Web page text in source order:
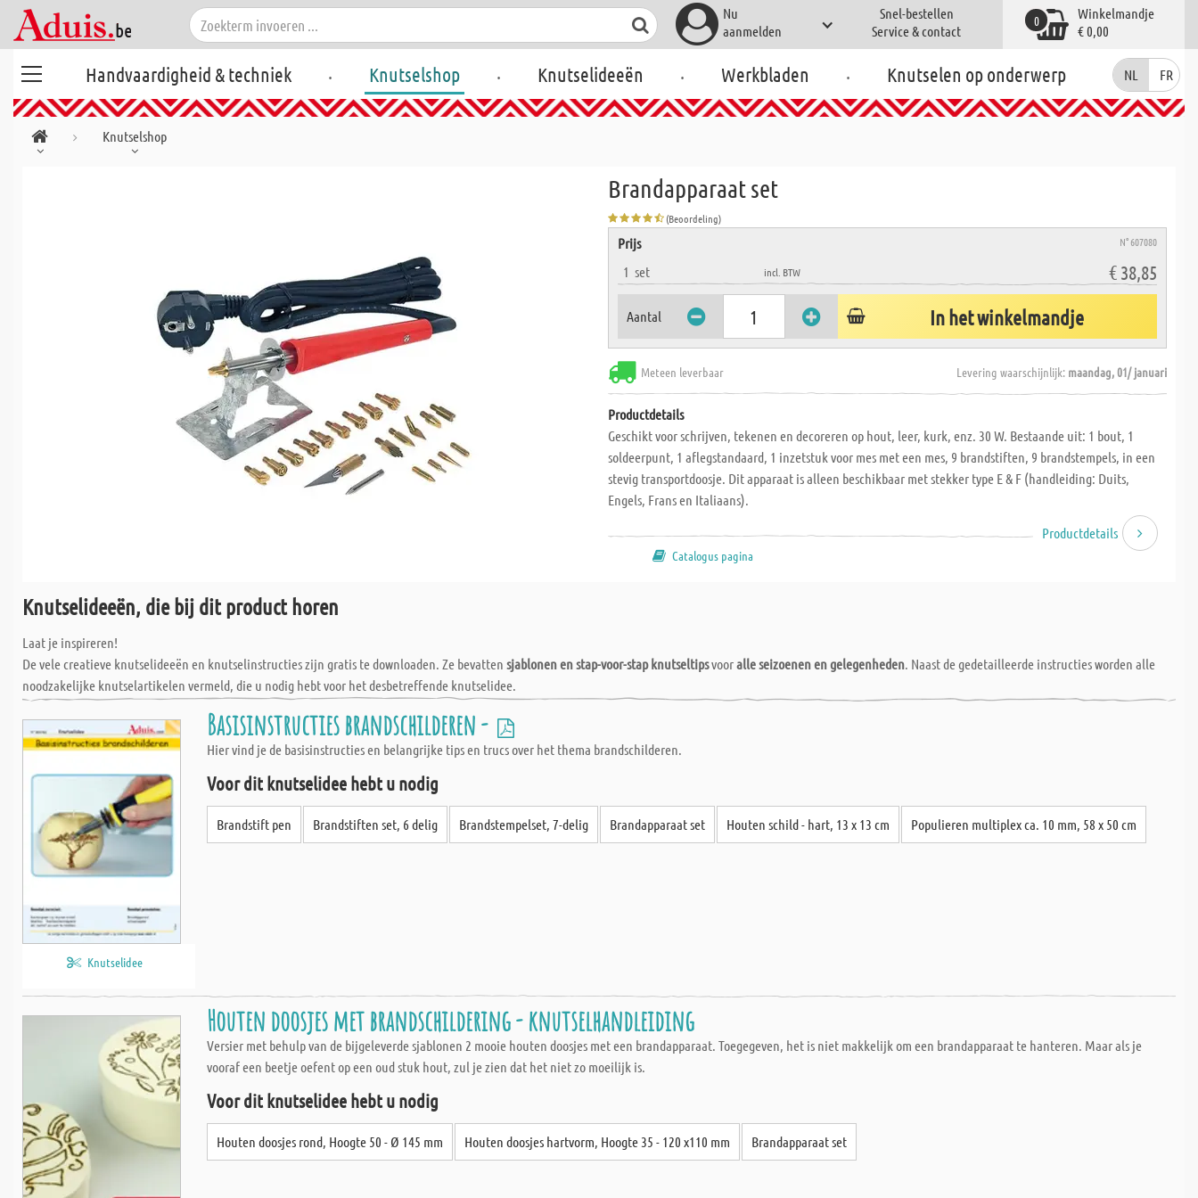
Nu
aanmelden
Snel-bestellen
Service & contact
Winkelmandje
€ 0,00
0
Handvaardigheid & techniek . Knutselshop . Knutselideeën . Werkbladen . Knutselen op onderwerp NL FR
Knutselshop
Brandapparaat set
(Beoordeling)
Prijs N° 607080
1 set incl. BTW € 38,85
Aantal In het winkelmandje
Meteen leverbaar Levering waarschijnlijk: maandag, 01/ januari
Productdetails
Geschikt voor schrijven, tekenen en decoreren op hout, leer, kurk, enz. 30 W. Bestaande uit: 1 bout, 1
soldeerpunt, 1 aflegstandaard, 1 inzetstuk voor mes met een mes, 9 brandstiften, 9 brandstempels, in een
stevig transportdoosje. Dit apparaat is alleen beschikbaar met stekker type E & F (handleiding: Duits,
Engels, Frans en Italiaans).
Productdetails
Catalogus pagina
Knutselideeën, die bij dit product horen
Laat je inspireren!
De vele creatieve knutselideeën en knutselinstructies zijn gratis te downloaden. Ze bevatten sjablonen en stap-voor-stap knutseltipsvooralle seizoenen en gelegenheden. Naast de gedetailleerde instructies worden alle
noodzakelijke knutselartikelen vermeld, die u nodig hebt voor het desbetreffende knutselidee.
Knutselidee
Basisinstructies brandschilderen -
Hier vind je de basisinstructies en belangrijke tips en trucs over het thema brandschilderen.
Voor dit knutselidee hebt u nodig
Brandstift pen Brandstiften set, 6 delig Brandstempelset, 7-delig Brandapparaat set Houten schild - hart, 13 x 13 cm Populieren multiplex ca. 10 mm, 58 x 50 cm
Houten doosjes met brandschildering - knutselhandleiding
Versier met behulp van de bijgeleverde sjablonen 2 mooie houten doosjes met een brandapparaat. Toegegeven, het is niet makkelijk om een brandapparaat te hanteren. Maar als je
vooraf een beetje oefent op een oud stuk hout, zul je zien dat het niet zo moeilijk is.
Voor dit knutselidee hebt u nodig
Houten doosjes rond, Hoogte 50 - Ø 145 mm Houten doosjes hartvorm, Hoogte 35 - 120 x110 mm Brandapparaat set